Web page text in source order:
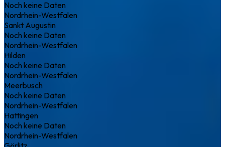
Noch keine Daten
Nordrhein-Westfalen
Sankt Augustin
Noch keine Daten
Nordrhein-Westfalen
Hilden
Noch keine Daten
Nordrhein-Westfalen
Meerbusch
Noch keine Daten
Nordrhein-Westfalen
Hattingen
Noch keine Daten
Nordrhein-Westfalen